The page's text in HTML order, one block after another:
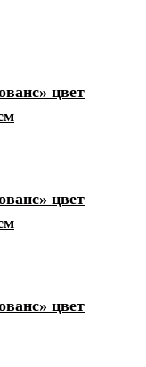
цвет
цвет
цвет